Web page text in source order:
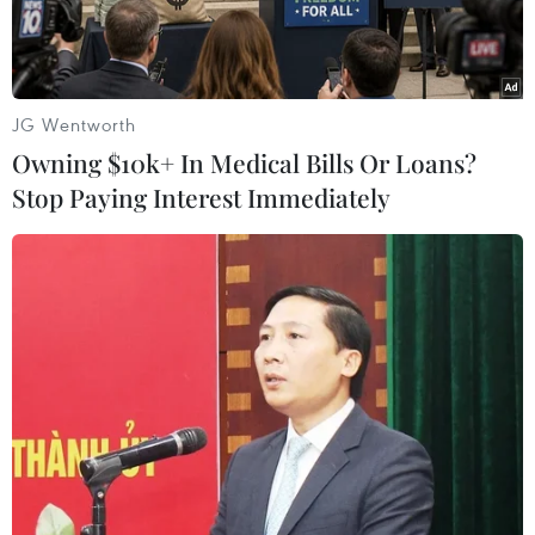
25.813,81 điểm
Bảng điện tử chỉ số chứng khoán của Nhật Bản tại sàn giao dịch
Tokyo, ngày 15/2/2021. (Ảnh: AFP/TTXVN)
Trong ngày giao dịch 13/9, thị trường chứng
khoán châu Á biến động trái chiều sau đà giảm
JG Wentworth
Owning $10k+ In Medical Bills Or Loans?
Stop Paying Interest Immediately